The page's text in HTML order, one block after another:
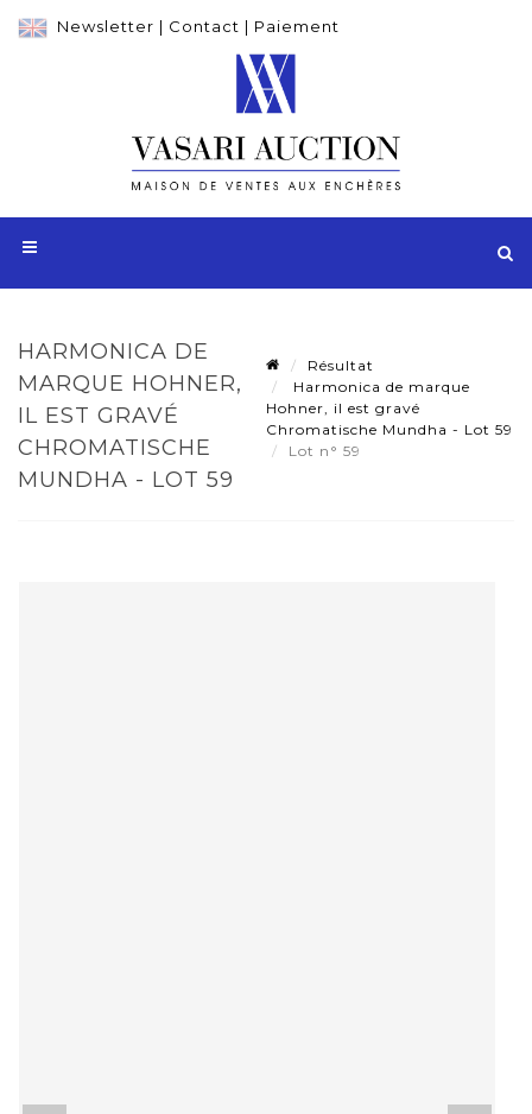
Newsletter | Contact | Paiement
HARMONICA DE
MARQUE HOHNER,
IL EST GRAVÉ
CHROMATISCHE
MUNDHA - LOT 59
Résultat
Harmonica de marque
Hohner, il est gravé
Chromatische Mundha - Lot 59
Lot n° 59